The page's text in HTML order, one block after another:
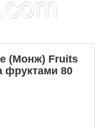
(Монж) Fruits
фруктами 80